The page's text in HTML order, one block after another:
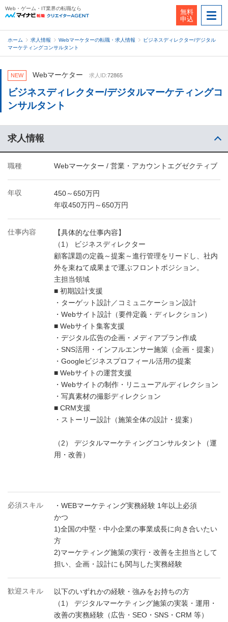
Web・ゲーム・IT業界の転職なら
無料
申込
ホーム 求人情報 Webマーケターの転職・求人情報
ビジネスディレクター/デジタル
マーケティングコンサルタント
NEW Webマーケター 求人ID:72865
ビジネスディレクター/デジタルマーケティングコ
ンサルタント
求人情報
職種 Webマーケター / 営業・アカウントエグゼクティブ
年収
450～650万円
年収450万円～650万円
仕事内容
【具体的な仕事内容】
（1） ビジネスディレクター
顧客課題の定義～提案～進行管理をリードし、社内
外を束ねて成果まで運ぶフロントポジション。
主担当領域
■ 初期設計支援
・ターゲット設計／コミュニケーション設計
・Webサイト設計（要件定義・ディレクション）
■ Webサイト集客支援
・デジタル広告の企画・メディアプラン作成
・SNS活用・インフルエンサー施策（企画・提案）
・Googleビジネスプロフィール活用の提案
■ Webサイトの運営支援
・Webサイトの制作・リニューアルディレクション
・写真素材の撮影ディレクション
■ CRM支援
・ストーリー設計（施策全体の設計・提案）
（2） デジタルマーケティングコンサルタント（運
用・改善）
必須スキル
・WEBマーケティング実務経験 1年以上必須
かつ
1)全国の中堅・中小企業の事業成長に向き合いたい
方
2)マーケティング施策の実行・改善を主担当として
担い、企画・設計にも関与した実務経験
歓迎スキル
以下のいずれかの経験・強みをお持ちの方
（1） デジタルマーケティング施策の実装・運用・
改善の実務経験（広告・SEO・SNS・CRM 等）